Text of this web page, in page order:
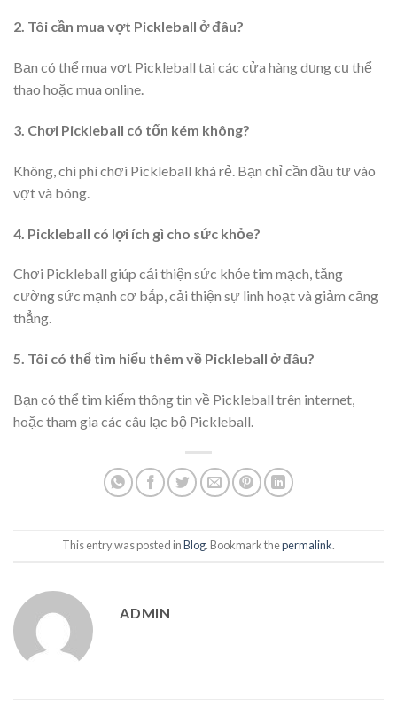
2. Tôi cần mua vợt Pickleball ở đâu?
Bạn có thể mua vợt Pickleball tại các cửa hàng dụng cụ thể
thao hoặc mua online.
3. Chơi Pickleball có tốn kém không?
Không, chi phí chơi Pickleball khá rẻ. Bạn chỉ cần đầu tư vào
vợt và bóng.
4. Pickleball có lợi ích gì cho sức khỏe?
Chơi Pickleball giúp cải thiện sức khỏe tim mạch, tăng
cường sức mạnh cơ bắp, cải thiện sự linh hoạt và giảm căng
thẳng.
5. Tôi có thể tìm hiểu thêm về Pickleball ở đâu?
Bạn có thể tìm kiếm thông tin về Pickleball trên internet,
hoặc tham gia các câu lạc bộ Pickleball.
This entry was posted inBlog. Bookmark thepermalink.
ADMIN